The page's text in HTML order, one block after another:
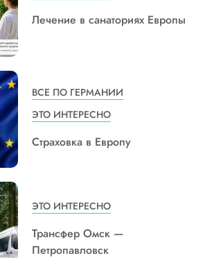
Лечение в санаториях Европы
ВСЕ ПО ГЕРМАНИИ
ЭТО ИНТЕРЕСНО
Страховка в Европу
ЭТО ИНТЕРЕСНО
Трансфер Омск —
Петропавловск